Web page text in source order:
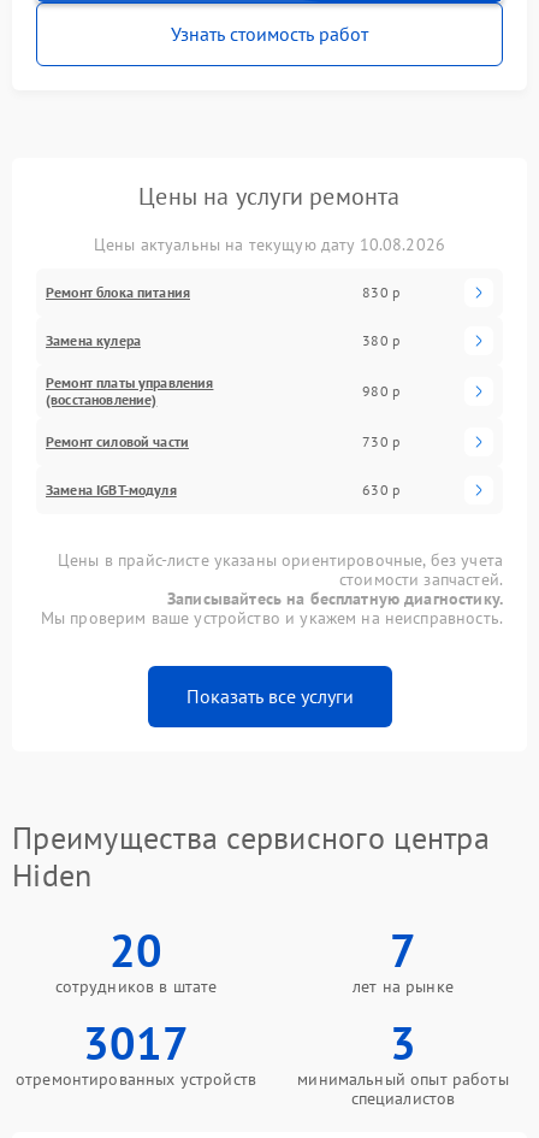
Узнать стоимость работ
Цены на услуги ремонта
Цены актуальны на текущую дату 10.08.2026
Ремонт блока питания 830 р
Замена кулера 380 р
Ремонт платы управления
(восстановление)
980 р
Ремонт силовой части 730 р
Замена IGBT-модуля 630 р
Цены в прайс-листе указаны ориентировочные, без учета
стоимости запчастей.
Записывайтесь на бесплатную диагностику.
Мы проверим ваше устройство и укажем на неисправность.
Показать все услуги
Преимущества сервисного центра
Hiden
20
сотрудников в штате
7
лет на рынке
3017
отремонтированных устройств
3
минимальный опыт работы
специалистов